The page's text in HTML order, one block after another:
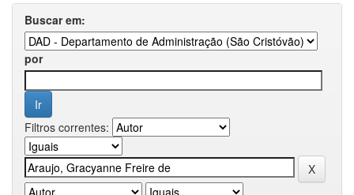
Buscar em:
por
Filtros correntes: